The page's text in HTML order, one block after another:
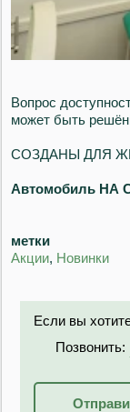
Вопрос
может быть
СОЗДАНЫ ДЛЯ
Автомобиль НА
метки
Акции, Новинки
Если вы
Позвонить: